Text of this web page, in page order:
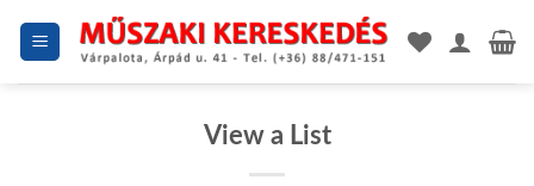
View a List